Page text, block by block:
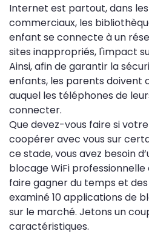
Internet est partout, dans
commerciaux, les
enfant se connecte à un
sites inappropriés, l'impact
Ainsi, afin de garantir la
enfants, les parents doivent
auquel les téléphones de
connecter.
Que devez-vous faire si
coopérer avec vous sur
ce stade, vous avez besoin
blocage WiFi
faire gagner du temps et
examiné 10 applications de
sur le marché. Jetons un
caractéristiques.